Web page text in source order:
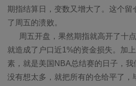
期指结算日，变数又增大了。这个留
了周五的溃败。
周五开盘，果然期指就高开了十点
就造成了户口近1%的资金损失。加
素，就是美国NBA总结赛的日子，我
没有想太多，就把所有的仓给平了，